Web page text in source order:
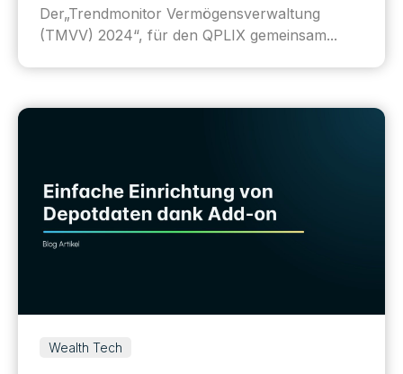
Der„Trendmonitor Vermögensverwaltung
(TMVV) 2024“, für den QPLIX gemeinsam...
Wealth Tech